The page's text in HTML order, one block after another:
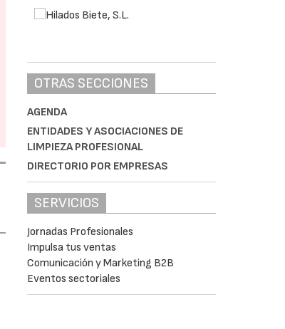
OTRAS SECCIONES
AGENDA
ENTIDADES Y ASOCIACIONES DE
LIMPIEZA PROFESIONAL
DIRECTORIO POR EMPRESAS
SERVICIOS
Jornadas Profesionales
Impulsa tus ventas
Comunicación y Marketing B2B
Eventos sectoriales